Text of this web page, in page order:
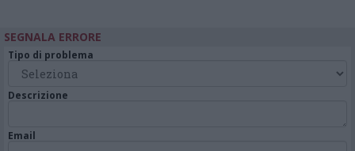
SEGNALA ERRORE
Tipo di problema
Descrizione
Email